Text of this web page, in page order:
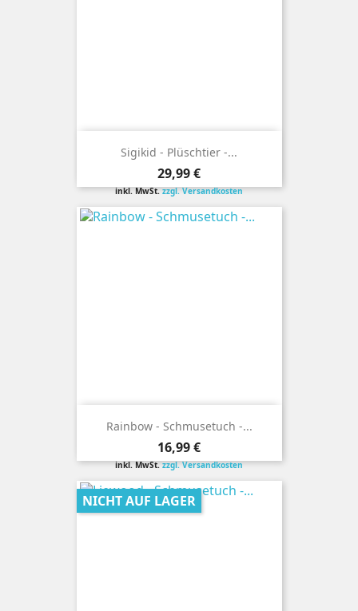
Sigikid - Plüschtier -...
Preis
29,99 €
inkl. MwSt.zzgl. Versandkosten
Rainbow - Schmusetuch -...
Preis
16,99 €
inkl. MwSt.zzgl. Versandkosten
NICHT AUF LAGER